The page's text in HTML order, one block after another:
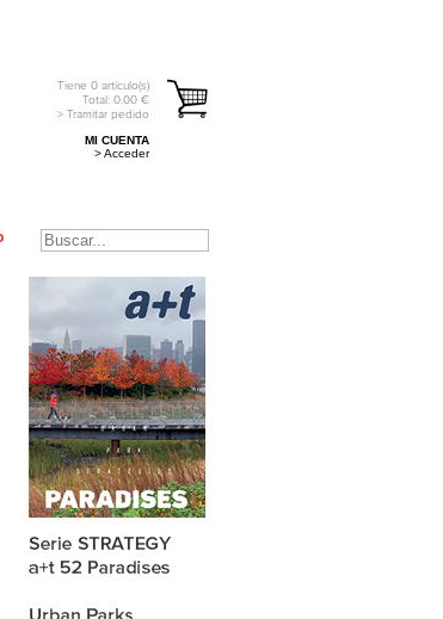
Tiene 0 artículo(s)
Total: 0.00 €
> Tramitar pedido
MI CUENTA
> Acceder